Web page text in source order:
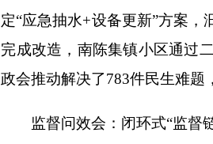
定“应急抽水+设备更新”方案
完成改造，南陈集镇小区通过
政会推动解决了783件民生难题
监督问效会：闭环式“监督链